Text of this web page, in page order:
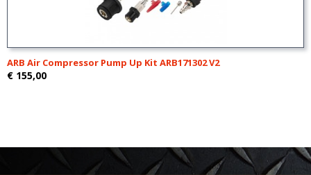
ARB Air Compressor Pump Up Kit ARB171302 V2
€ 155,00